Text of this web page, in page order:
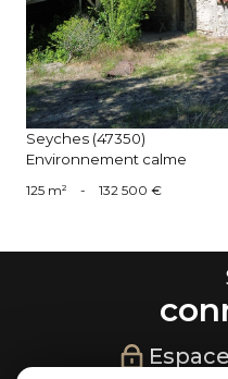
Seyches (47350)
Environnement calme
125 m² - 132 500 €